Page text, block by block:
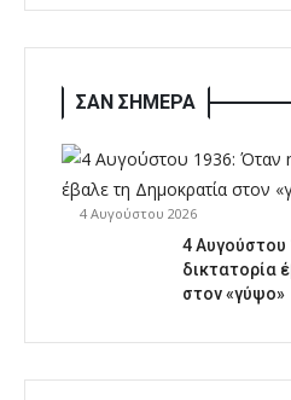
ΣΑΝ ΣΗΜΕΡΑ
4 Αυγούστου 2026
4 Αυγούστου
δικτατορία
στον «γύψο»